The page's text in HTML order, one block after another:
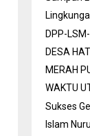
DPP-
DESA
MERAH
WAKTU
Sukses
Islam